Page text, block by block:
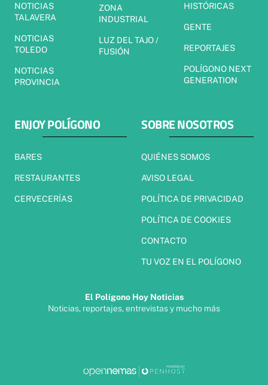
NOTICIAS
TALAVERA
NOTICIAS
TOLEDO
NOTICIAS
PROVINCIA
ZONA
INDUSTRIAL
LUZ DEL TAJO /
FUSIÓN
HISTÓRICAS
GENTE
REPORTAJES
POLÍGONO NEXT
GENERATION
ENJOY POLÍGONO
BARES
RESTAURANTES
CERVECERÍAS
SOBRE NOSOTROS
QUIÉNES SOMOS
AVISO LEGAL
POLÍTICA DE PRIVACIDAD
POLÍTICA DE COOKIES
CONTACTO
TU VOZ EN EL POLÍGONO
El Polígono Hoy Noticias
Noticias, reportajes, entrevistas y mucho más